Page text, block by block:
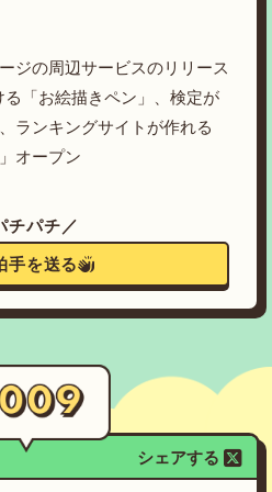
ジの周辺サービスのリリース
「お絵描きペン」、検定が
ランキングサイトが作れる
オープン
チパチ／
手を送る
シェアする